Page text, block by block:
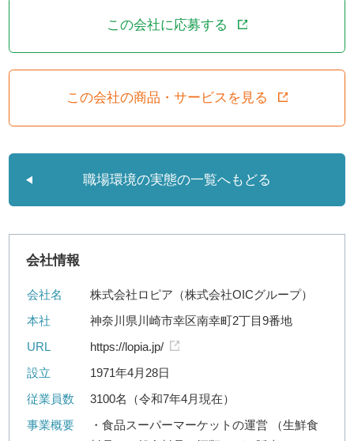
この会社に応募する
この会社の商品・サービスを見る
職場環境の実態の一覧へもどる
会社情報
会社名
株式会社ロピア（株式会社OICグループ）
本社
神奈川県川崎市幸区南幸町2丁目9番地
URL
https://lopia.jp/
設立
1971年4月28日
従業員数
3100名（令和7年4月現在）
事業概要
・食品スーパーマーケットの運営 （生鮮食